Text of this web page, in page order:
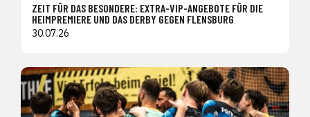
ZEIT FÜR DAS BESONDERE: EXTRA-VIP-ANGEBOTE FÜR DIE
HEIMPREMIERE UND DAS DERBY GEGEN FLENSBURG
30.07.26